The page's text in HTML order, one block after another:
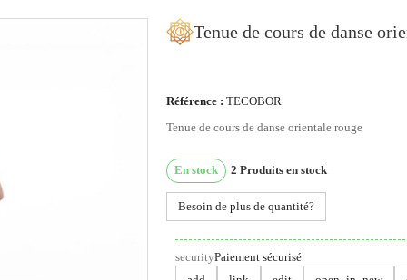
utilisons des cookies et d'autres technologies de suivi
améliorer votre expérience de navigation sur notre site,
vous montrer un contenu personnalisé et des publicités
pour analyser le trafic de notre site et pour
provenance de nos visiteurs.
Changer mes préférences
Tenue de cours de danse
Référence : TECOBOR
Tenue de cours de danse orientale rouge
En stock 2 Produits en stock
Besoin de plus de quantité?
securityPaiement sécurisé